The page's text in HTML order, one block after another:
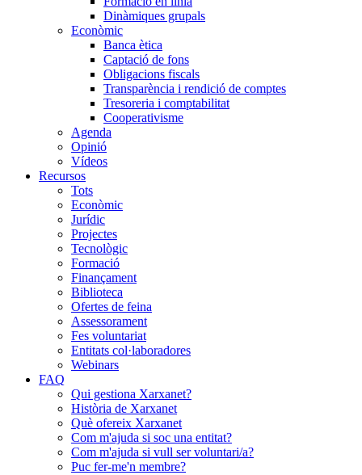
Dinàmiques grupals
Econòmic
Banca ètica
Captació de fons
Obligacions fiscals
Transparència i rendició de comptes
Tresoreria i comptabilitat
Cooperativisme
Agenda
Opinió
Vídeos
Recursos
Tots
Econòmic
Jurídic
Projectes
Tecnològic
Formació
Finançament
Biblioteca
Ofertes de feina
Assessorament
Fes voluntariat
Entitats col·laboradores
Webinars
FAQ
Qui gestiona Xarxanet?
Història de Xarxanet
Què ofereix Xarxanet
Com m'ajuda si soc una entitat?
Com m'ajuda si vull ser voluntari/a?
Puc fer-me'n membre?